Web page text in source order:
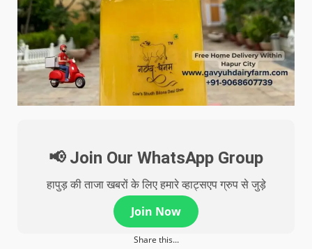
📢 Join Our WhatsApp Group
हापुड़ की ताजा खबरों के लिए हमारे व्हाट्सएप ग्रुप से जुड़े
Join Now
Share this...